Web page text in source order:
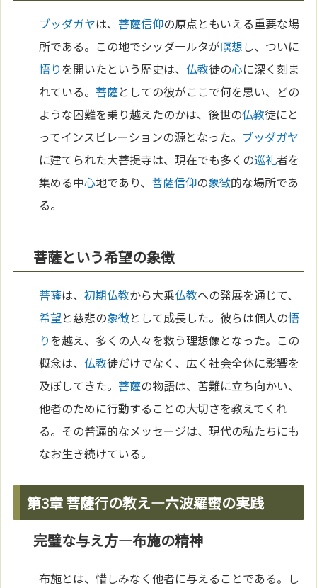
ブッダガヤは、菩薩信仰の原点ともいえる重要な場
所である。この地でシッダールタが瞑想し、ついに
悟りを開いたという歴史は、仏教徒の心に深く刻ま
れている。菩薩としての彼がここで何を思い、どの
ような困難を乗り越えたのかは、後世の仏教徒にと
ってインスピレーションの源となった。 ブッダガヤ
に建てられた大菩提寺は、現在でも多くの巡礼者を
集める中心地であり、菩薩信仰の象徴的な場所であ
る。
菩薩という希望の象徴
菩薩は、初期仏教から大乗仏教への発展を通じて、
希望と慈悲の象徴として成長した。彼らは個人の悟
りを越え、多くの人々を救う理想像となった。この
概念は、仏教徒だけでなく、広く社会全体に影響を
及ぼしてきた。菩薩の物語は、苦難に立ち向かい、
他者のために行動することの大切さを教えてくれ
る。その普遍的なメッセージは、現代の私たちにも
なお生き続けている。
第3章 菩薩行の教え—六波羅蜜の実践
完璧な与え方—布施の精神
布施とは、惜しみなく他者に与えることである。し